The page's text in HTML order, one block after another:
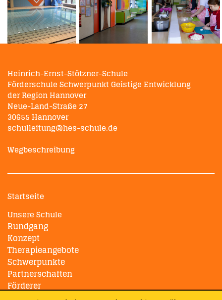
Heinrich-Ernst-Stötzner-Schule
Förderschule Schwerpunkt Geistige Entwicklung
der Region Hannover
Neue-Land-Straße 27
30655 Hannover
schulleitung@hes-schule.de
Wegbeschreibung
Startseite
Unsere Schule
Rundgang
Konzept
Therapieangebote
Schwerpunkte
Partnerschaften
Förderer